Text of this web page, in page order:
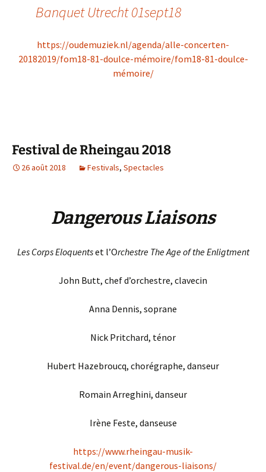
Banquet Utrecht 01sept18
https://oudemuziek.nl/agenda/alle-concerten-
20182019/fom18-81-doulce-mémoire/fom18-81-doulce-
mémoire/
Festival de Rheingau 2018
26 août 2018 Festivals, Spectacles
Dangerous Liaisons
Les Corps Eloquentset l’Orchestre The Age of the Enligtment
John Butt, chef d’orchestre, clavecin
Anna Dennis, soprane
Nick Pritchard, ténor
Hubert Hazebroucq, chorégraphe, danseur
Romain Arreghini, danseur
Irène Feste, danseuse
https://www.rheingau-musik-
festival.de/en/event/dangerous-liaisons/